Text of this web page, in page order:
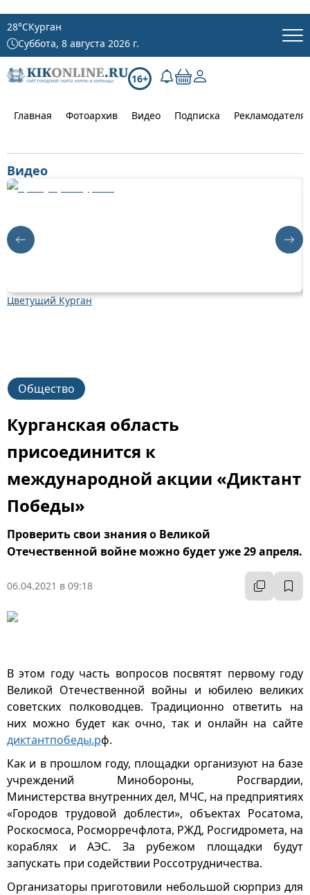
28°CКурган
Суббота, 8 августа 2026 г.
16+
Главная Фотоархив Видео Подписка
Видео
Цветущий Курган
Общество
Курганская область
присоединится к
международной акции «Диктант
Победы»
Проверить свои знания о Великой
Отечественной войне можно будет уже 29 апреля.
06.04.2021 в 09:18
В этом году часть вопросов посвятят первому году
Великой Отечественной войны и юбилею великих
советских полководцев. Традиционно ответить на
них можно будет как очно, так и онлайн на сайте
диктантпобеды.рф.
Как и в прошлом году, площадки организуют на базе
учреждений Минобороны, Росгвардии,
Министерства внутренних дел, МЧС, на предприятиях
«Городов трудовой доблести», объектах Росатома,
Роскосмоса, Росморречфлота, РЖД, Росгидромета, на
кораблях и АЭС. За рубежом площадки будут
запускать при содействии Россотрудничества.
Организаторы приготовили небольшой сюрприз для